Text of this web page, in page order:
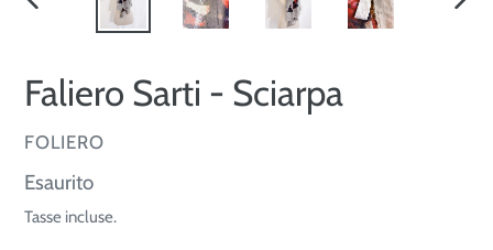
Faliero Sarti - Sciarpa
VENDITORE
FOLIERO
Prezzo
di
Esaurito
Tasse incluse.